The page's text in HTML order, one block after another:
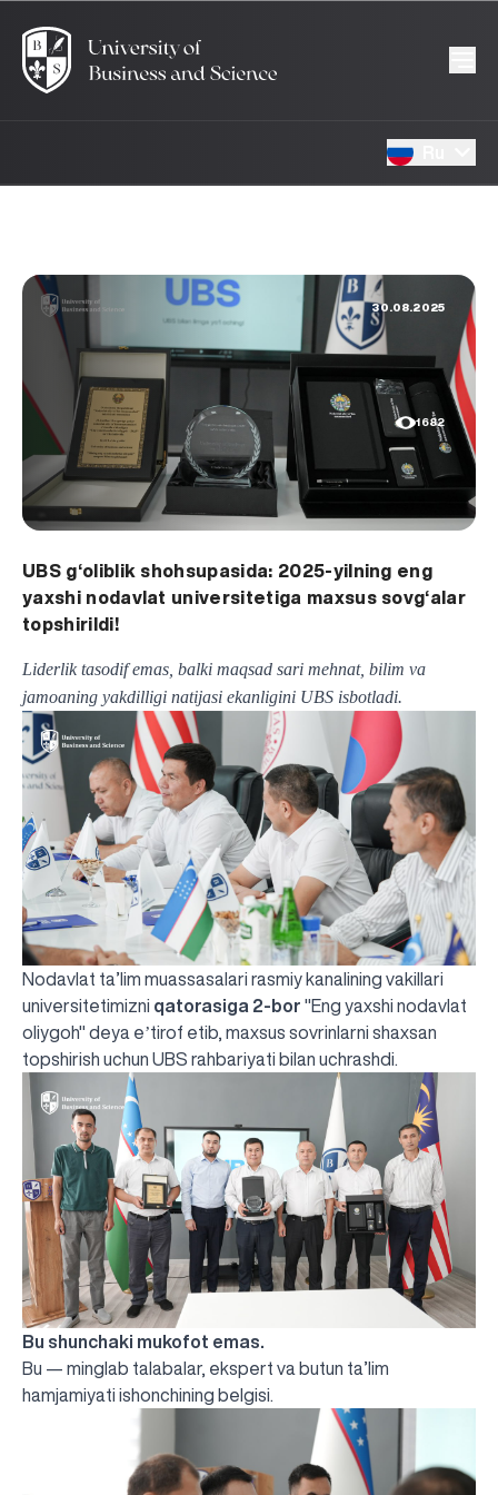
30.08.2025
1682
UBS g‘oliblik shohsupasida: 2025-yilning eng
yaxshi nodavlat universitetiga maxsus sovg‘alar
topshirildi!
Liderlik tasodif emas, balki maqsad sari mehnat, bilim va
jamoaning yakdilligi natijasi ekanligini UBS isbotladi.
Nodavlat ta’lim muassasalari rasmiy kanalining vakillari
universitetimizni qatorasiga 2-bor "Eng yaxshi nodavlat
oliygoh" deya eʼtirof etib, maxsus sovrinlarni shaxsan
topshirish uchun UBS rahbariyati bilan uchrashdi.
Bu shunchaki mukofot emas.
Bu — minglab talabalar, ekspert va butun ta’lim
hamjamiyati ishonchining belgisi.